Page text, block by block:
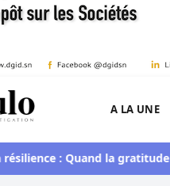
site d'information et
A LA UNE
: Quand la gratitude et